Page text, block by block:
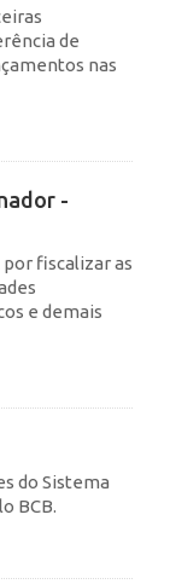
de
nas
-
fiscalizar as
e demais
do Sistema
BCB.